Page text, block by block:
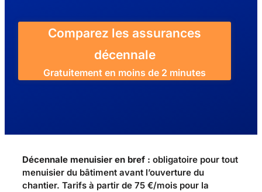
Comparez les assurances
décennale
Gratuitement en moins de 2 minutes
Décennale menuisier en bref : obligatoire pour tout
menuisier du bâtiment avant l’ouverture du
chantier. Tarifs à partir de 75 €/mois pour la